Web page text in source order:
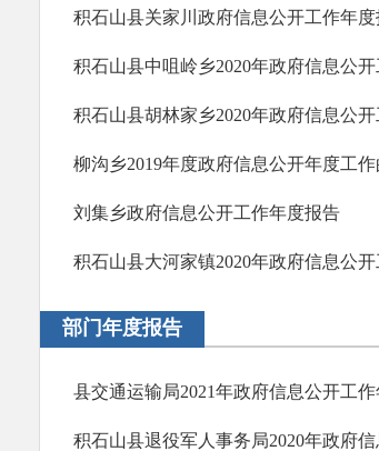
积石山县关家川政府信息公开工作年
积石山县中咀岭乡2020年政府信息公
积石山县胡林家乡2020年政府信息公
柳沟乡2019年度政府信息公开年度工
刘集乡政府信息公开工作年度报告
积石山县大河家镇2020年政府信息公
部门年度报告
县交通运输局2021年政府信息公开工
积石山县退役军人事务局2020年政府